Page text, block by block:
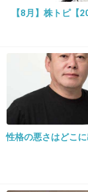
振袖や写真撮影
かけるくらいな
い。代わりにヨ
今年で二十歳にな
私も素敵な思い
一切したことない
【8月】株トピ【
性格の悪さはどこに